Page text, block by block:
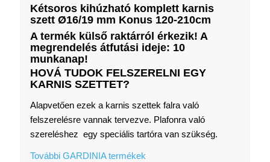
Kétsoros kihúzható komplett karnis
szett Ø16/19 mm Konus 120-210cm
A termék külső raktárról érkezik! A
megrendelés átfutási ideje: 10
munkanap!
HOVÁ TUDOK FELSZERELNI EGY
KARNIS SZETTET?
Alapvetően ezek a karnis szettek falra való
felszerelésre vannak tervezve. Plafonra való
szereléshez egy speciális tartóra van szükség.
További GARDINIA termékek